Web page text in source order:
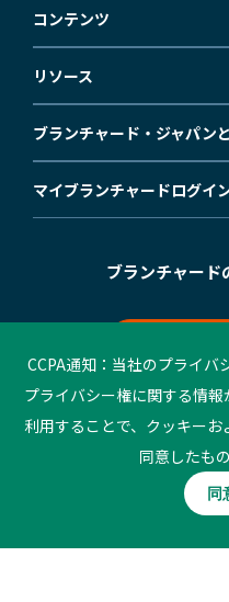
コンテンツ
リソース
ブランチャード・ジャパン
マイブランチャードログイ
ブランチャード
©2023
個人情報保
CCPA通知：当社のプライ
プライバシー権に関する情
利用することで、クッキー
同意したも
同